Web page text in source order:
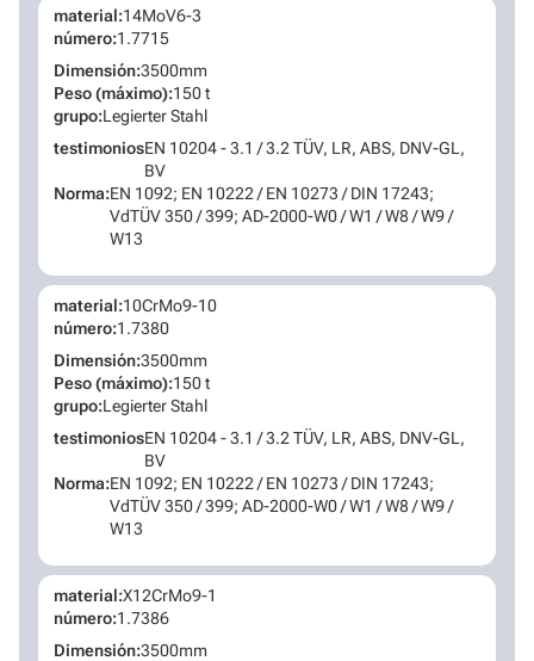
material:14MoV6-3
número:1.7715
Dimensión:3500mm
Peso (máximo):150 t
grupo:Legierter Stahl
testimoniosEN 10204 - 3.1 / 3.2 TÜV, LR, ABS, DNV-GL,
BV
Norma:EN 1092; EN 10222 / EN 10273 / DIN 17243;
VdTÜV 350 / 399; AD-2000-W0 / W1 / W8 / W9 /
W13
material:10CrMo9-10
número:1.7380
Dimensión:3500mm
Peso (máximo):150 t
grupo:Legierter Stahl
testimoniosEN 10204 - 3.1 / 3.2 TÜV, LR, ABS, DNV-GL,
BV
Norma:EN 1092; EN 10222 / EN 10273 / DIN 17243;
VdTÜV 350 / 399; AD-2000-W0 / W1 / W8 / W9 /
W13
material:X12CrMo9-1
número:1.7386
Dimensión:3500mm